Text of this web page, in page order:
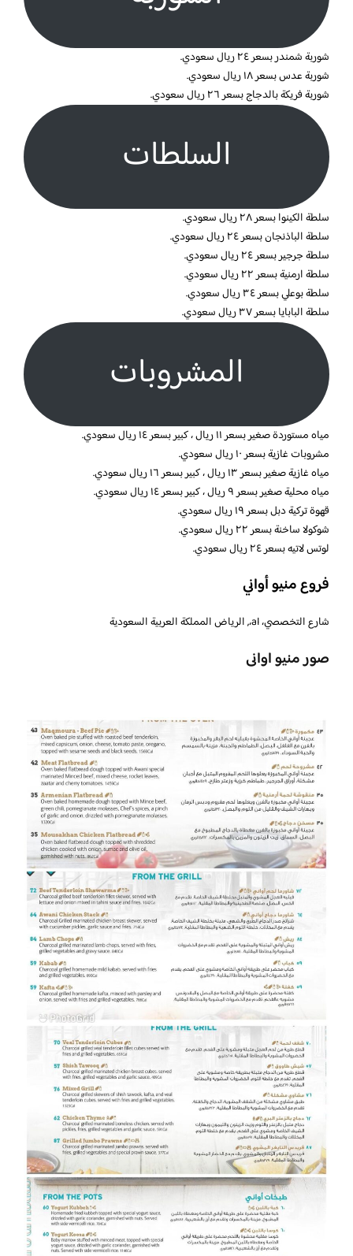
شوربة شمندر بسعر ٢٤ ريال سعودي.
شوربة عدس بسعر ١٨ ريال سعودي.
شوربة فريكة بالدجاج بسعر ٢٦ ريال سعودي.
السلطات
سلطة الكينوا بسعر ٢٨ ريال سعودي.
سلطة الباذنجان بسعر ٢٤ ريال سعودي.
سلطة جرجير بسعر ٢٤ ريال سعودي.
سلطة ارمنية بسعر ٢٢ ريال سعودي.
سلطة بوعلي بسعر ٣٤ ريال سعودي.
سلطة البابايا بسعر ٣٧ ريال سعودي.
المشروبات
مياه مستوردة صغير بسعر ١١ ريال ، كبير بسعر ١٤ ريال سعودي.
مشروبات غازية بسعر ١٠ ريال سعودي.
مياه غازية صغير بسعر ١٣ ريال ، كبير بسعر ١٦ ريال سعودي.
مياه محلية صغير بسعر ٩ ريال ، كبير بسعر ١٤ ريال سعودي.
قهوة تركية دبل بسعر ١٩ ريال سعودي.
شوكولا ساخنة بسعر ٢٢ ريال سعودي.
لوتس لاتيه بسعر ٢٤ ريال سعودي.
فروع منيو أواني
شارع التخصصي، al،, الرياض المملكة العربية السعودية
صور منيو اوانى